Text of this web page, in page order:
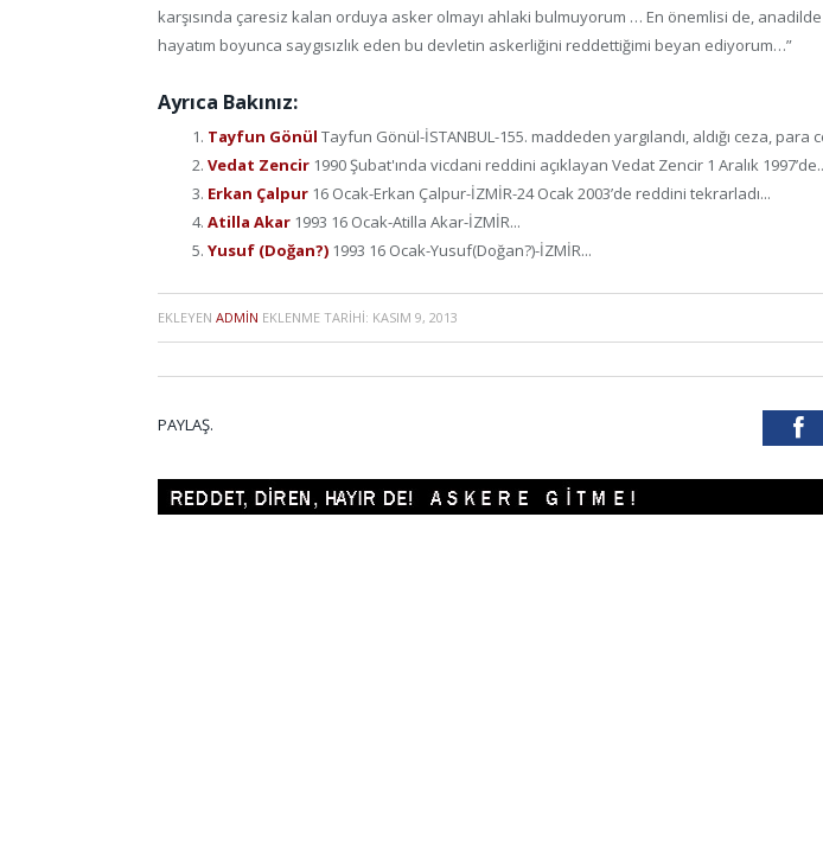
karşısında çaresiz kalan orduya asker olmayı ahlaki bulmuyorum … En önemlisi de,
hayatım boyunca saygısızlık eden bu devletin askerliğini reddettiğimi beyan ediyorum…”
Ayrıca Bakınız:
Tayfun Gönül Tayfun Gönül-İSTANBUL-155. maddeden yargılandı, aldığı ceza, para
Vedat Zencir 1990 Şubat'ında vicdani reddini açıklayan Vedat Zencir 1 Aralık
Erkan Çalpur 16 Ocak-Erkan Çalpur-İZMİR-24 Ocak 2003’de reddini tekrarladı...
Atilla Akar 1993 16 Ocak-Atilla Akar-İZMİR...
Yusuf (Doğan?) 1993 16 Ocak-Yusuf(Doğan?)-İZMİR...
EKLEYEN ADMIN EKLENME TARIHI: KASIM 9, 2013
PAYLAŞ.